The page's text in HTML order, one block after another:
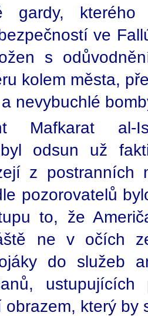
gardy,
ve
s
kolem města,
nevybuchlé
Mafkarat
byl odsun už
z postranních
pozorovatelů
to, že
ne v očích
do služeb
který by